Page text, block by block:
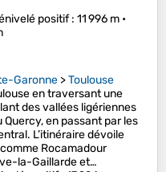
positif: 11 996 m •
Garonne >Toulouse
en traversant une
des vallées ligériennes
en passant par les
L’itinéraire dévoile
Rocamadour
la-Gaillarde et…